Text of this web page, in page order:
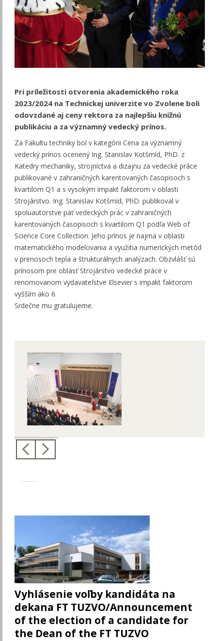
Pri príležitosti otvorenia akademického roka
2023/2024 na Technickej univerzite vo Zvolene boli
odovzdané aj ceny rektora za najlepšiu knižnú
publikáciu a za významný vedecký prínos.
Za Fakultu techniky bol v kategórii Cena za významný
vedecký prínos ocenený Ing. Stanislav Kotšmíd, PhD. z
Katedry mechaniky, strojníctva a dizajnu za vedecké práce
publikované v zahraničných karentovaných časopisoch s
kvartilom Q1 a s vysokým impakt faktorom v oblasti
Strojárstvo. Ing. Stanislav Kotšmíd, PhD. publikoval v
spoluautorstve päť vedeckých prác v zahraničných
karentovaných časopisoch s kvartilom Q1 podľa Web of
Science Core Collection. Jeho prínos je najmä v oblasti
matematického modelovania a využitia numerických metód
v prenosoch tepla a štrukturálnych analýzach. Obzvlášť sú
prínosom pre oblasť Strojárstvo vedecké práce v
renomovanom vydavateľstve Elsevier s impakt faktorom
vyšším ako 6.
Srdečne mu gratulujeme.
Vyhlásenie voľby kandidáta na
dekana FT TUZVO/Announcement
of the election of a candidate for
the Dean of the FT TUZVO